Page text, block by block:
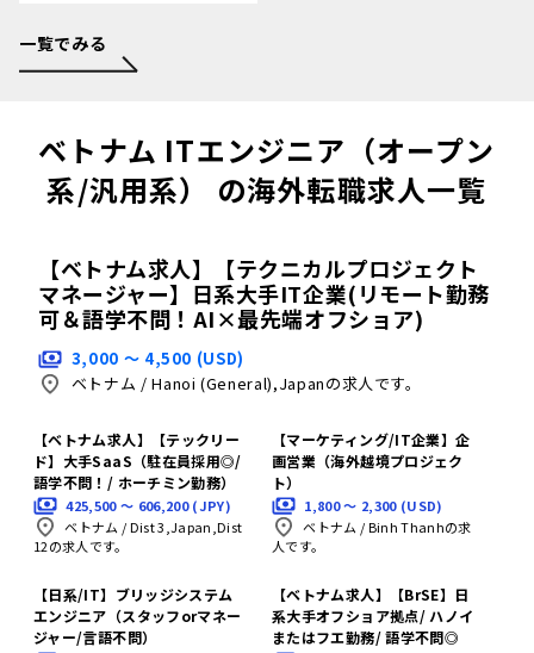
一覧でみる
ベトナム ITエンジニア（オープン
系/汎用系） の海外転職求人一覧
【ベトナム求人】【テクニカルプロジェクト
マネージャー】日系大手IT企業(リモート勤務
可＆語学不問！AI×最先端オフショア)
3,000 〜 4,500 (USD)
ベトナム /Hanoi (General),Japanの求人です。
【ベトナム求人】【テックリー
ド】大手SaaS（駐在員採用◎/
語学不問！/ ホーチミン勤務）
425,500 〜 606,200 (JPY)
ベトナム /Dist 3,Japan,Dist
12の求人です。
【マーケティング/IT企業】企
画営業（海外越境プロジェク
ト）
1,800 〜 2,300 (USD)
ベトナム /Binh Thanhの求
人です。
【日系/IT】ブリッジシステム
エンジニア（スタッフorマネー
ジャー/言語不問）
【ベトナム求人】【BrSE】日
系大手オフショア拠点/ ハノイ
またはフエ勤務/ 語学不問◎